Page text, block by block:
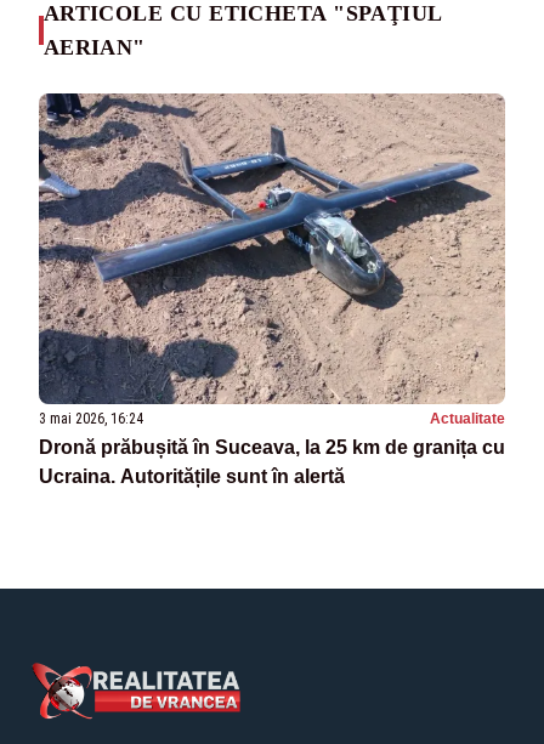
ARTICOLE CU ETICHETA "SPAŢIUL
AERIAN"
3 mai 2026, 16:24 Actualitate
Dronă prăbușită în Suceava, la 25 km de granița cu
Ucraina. Autoritățile sunt în alertă